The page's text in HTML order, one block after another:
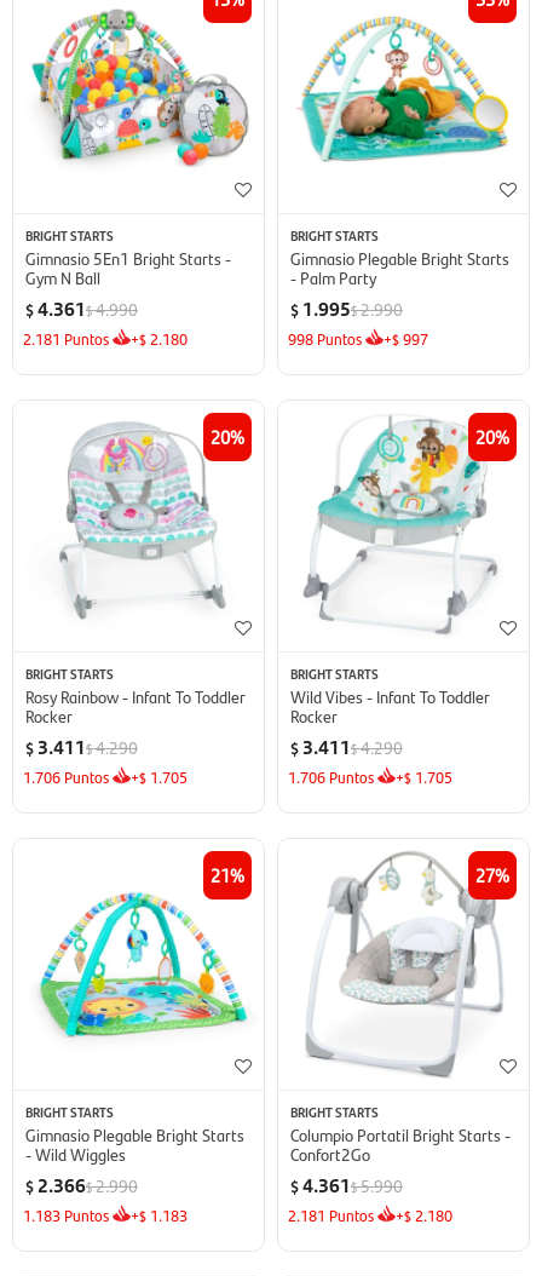
BRIGHT STARTS
Gimnasio 5En1 Bright Starts -
Gym N Ball
$4.361$4.990
2.181 Puntos +$ 2.180
BRIGHT STARTS
Gimnasio Plegable Bright Starts
- Palm Party
$ 1.995$2.990
998 Puntos +$997
20
BRIGHT STARTS
Rosy Rainbow - Infant To Toddler
Rocker
$ 3.411$4.290
1.706 Puntos +$ 1.705
20
BRIGHT STARTS
Wild Vibes - Infant To Toddler
Rocker
$ 3.411$4.290
1.706 Puntos +$ 1.705
21
BRIGHT STARTS
Gimnasio Plegable Bright Starts
- Wild Wiggles
$ 2.366$2.990
1.183 Puntos +$ 1.183
27
BRIGHT STARTS
Columpio Portatil Bright Starts -
Confort2Go
$4.361$5.990
2.181 Puntos +$ 2.180